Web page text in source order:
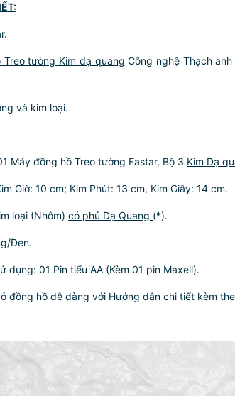
tường Kim dạ quang Công nghệ Thạch
và kim loại.
Máy đồng hồ Treo tường Eastar, Bộ 3 Kim Dạ
Giờ: 10 cm; Kim Phút: 13 cm, Kim Giây: 14 cm.
loại (Nhôm) có phủ Dạ Quang (*).
Đen.
dụng: 01 Pin tiểu AA (Kèm 01 pin Maxell).
đồng hồ dễ dàng với Hướng dẫn chi tiết kèm